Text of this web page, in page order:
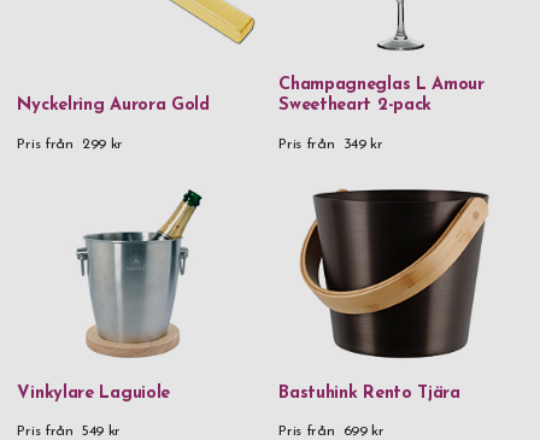
Nyckelring Aurora Gold
Pris från 299 kr
Champagneglas L Amour
Sweetheart 2-pack
Pris från 349 kr
Vinkylare Laguiole
Pris från 549 kr
Bastuhink Rento Tjära
Pris från 699 kr